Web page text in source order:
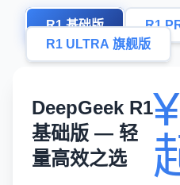
R1 基础版
R1
R1 ULTRA 旗舰版
DeepGeek R1
基础版 — 轻
量高效之选